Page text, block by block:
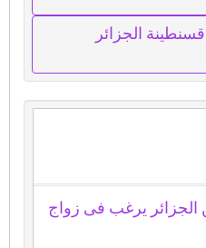
الجزائر
سنة من الجزائر يرغب فى زواج